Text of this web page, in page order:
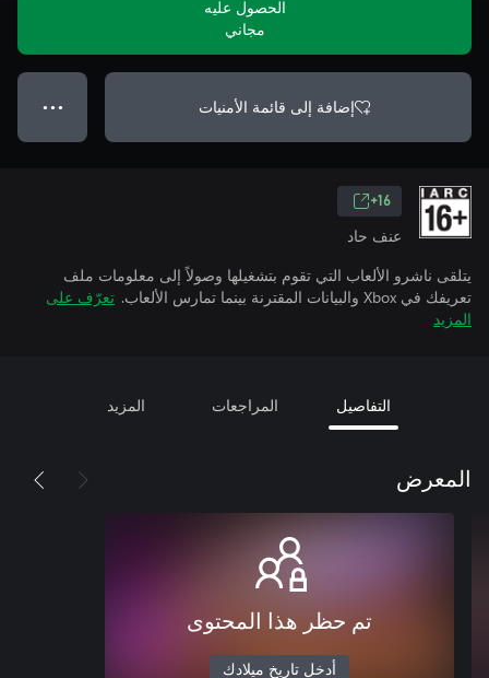
الحصول عليه
مجاني
إضافة إلى قائمة الأمنيات ● ● ●
16+
عنف حاد
يتلقى ناشرو الألعاب التي تقوم بتشغيلها وصولاً إلى معلومات ملف
تعريفك في Xbox والبيانات المقترنة بينما تمارس الألعاب.
تعرّف على
المزيد
التفاصيل المراجعات المزيد
المعرض
تم حظر هذا المحتوى
أدخل تاريخ ميلادك